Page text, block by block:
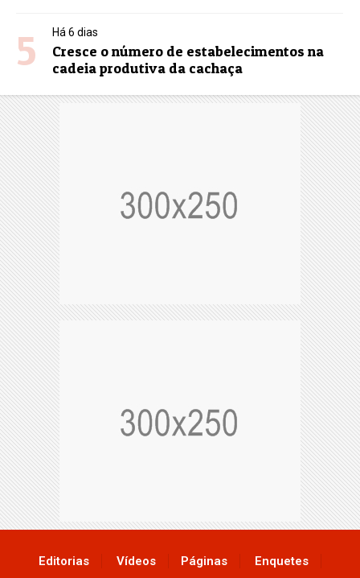
5 Há 6 dias
Cresce o número de estabelecimentos na
cadeia produtiva da cachaça
Editorias Vídeos Páginas Enquetes